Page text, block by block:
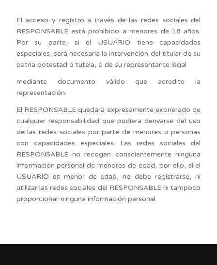
El acceso y registro a través de las redes sociales del
RESPONSABLE está prohibido a menores de 18 años.
Por su parte, si el USUARIO tiene capacidades
especiales, será necesaria la intervención del titular de su
patria potestad o tutela, o de su representante legal
mediante documento válido que acredite la
representación.
El RESPONSABLE quedará expresamente exonerado de
cualquier responsabilidad que pudiera derivarse del uso
de las redes sociales por parte de menores o personas
con capacidades especiales. Las redes sociales del
RESPONSABLE no recogen conscientemente ninguna
información personal de menores de edad, por ello, si el
USUARIO es menor de edad, no debe registrarse, ni
utilizar las redes sociales del RESPONSABLE ni tampoco
proporcionar ninguna información personal.